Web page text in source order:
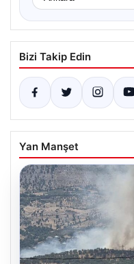
Bizi Takip Edin
Yan Manşet